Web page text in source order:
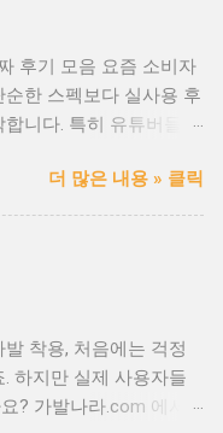
의료진과 협업하여 안
피부 전용 안감 및 무
맞춘 사이즈 맞춤 서
포인트 ✔ 소재가 인체 무
인 ✔ 내피 소재가 부드
두피 자극이 없는 가공
사용하면 환자와 가족
게 정보 접근이 가능해
과 연계한 브랜드 구
후기 모음 요즘 소비자
한 스펙보다 실사용 후
니다. 특히 유튜버들의
모 케어, 헤어 제품 등
튜버들이 추천한 후기
떤 제품이 인기 있고,
해보세요. 🎥 인기 유튜
좋은 컬러와 가벼운 착
정보 유튜버 C - “항암
에 부담이 없어 좋았습
더 많은 내용 » 클릭
착용, 처음에는 걱정
하지만 실제 사용자들
? 가발나라.com 에서